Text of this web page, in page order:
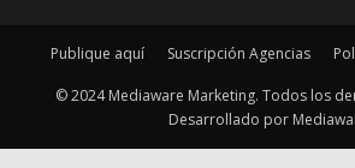
Publique aquí Suscripción Agencias
© 2024 Mediaware Marketing. Todos los
Desarrollado por